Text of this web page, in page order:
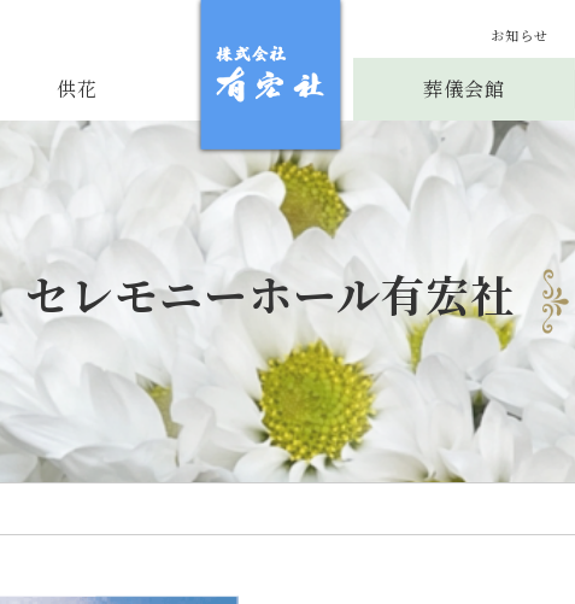
お知らせ
供花 葬儀会館
セレモニーホール有宏社